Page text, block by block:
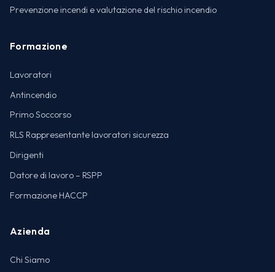
Prevenzione incendi e valutazione del rischio incendio
Formazione
Lavoratori
Antincendio
Primo Soccorso
RLS Rappresentante lavoratori sicurezza
Dirigenti
Datore di lavoro – RSPP
Formazione HACCP
Azienda
Chi Siamo